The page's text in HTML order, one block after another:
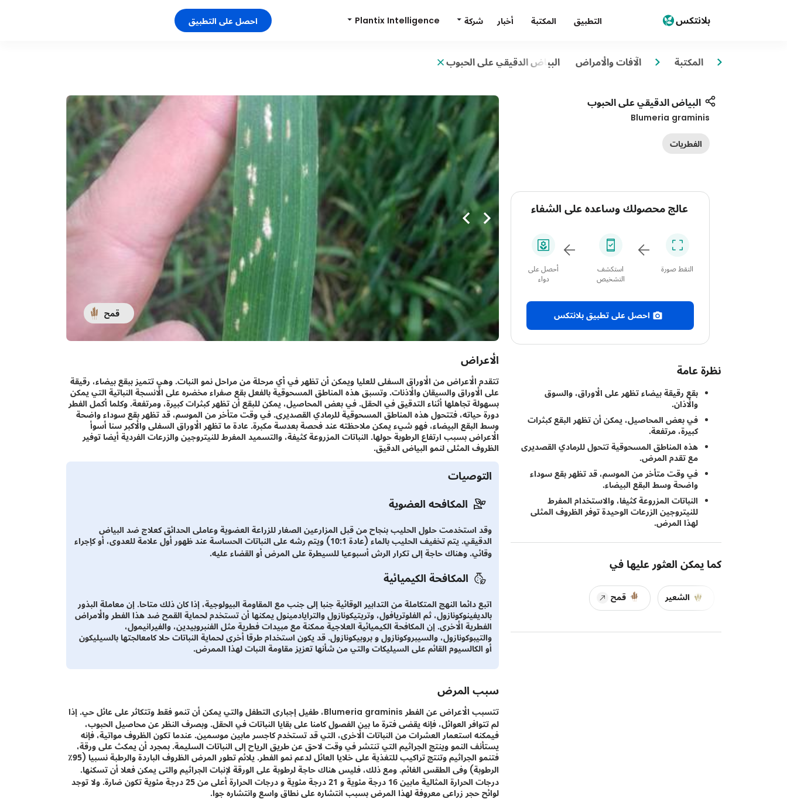
التطبيق المكتبة أخبار شركة Plantix Intelligence احصل على التطبيق
المكتبة الآفات والأمراض البياض الدقيقي على الحبوب
البياض الدقيقي على الحبوب
Blumeria graminis
الفطريات
عالج محصولك وساعده على الشفاء
التقط صورة
استكشف
التشخيص
أحصل على
دواء
احصل على تطبيق بلانتكس
نظرة عامة
بقع رقيقة بيضاء تظهر على الأوراق، والسوق
والأذان.
في بعض المحاصيل، يمكن أن تظهر البقع كبثرات
كبيرة، مرتفعة.
هذه المناطق المسحوقية تتحول للرمادي القصديرى
مع تقدم المرض.
في وقت متأخر من الموسم، قد تظهر بقع سوداء
واضحة وسط البقع البيضاء.
النباتات المزروعة كثيفا، والاستخدام المفرط
للنيتروجين الزرعات الوحيدة توفر الظروف المثلى
لهذا المرض.
كما يمكن العثور عليها في
الشعير قمح
قمح
الأعراض
تتقدم الأعراض من الأوراق السفلى للعليا ويمكن أن تظهر في أي مرحلة من مراحل نمو النبات. وهي تتميز ببقع بيضاء، رقيقة
على الأوراق والسيقان والأذنات. وتسبق هذه المناطق المسحوقية بالفعل بقع صفراء مخضره على الأنسجة النباتية التي يمكن
بسهولة تجاهلها أثناء التدقيق في الحقل. في بعض المحاصيل، يمكن للبقع أن تظهر كبثرات كبيرة، ومرتفعة. وكلما أكمل الفطر
دورة حياته، فتتحول هذه المناطق المسحوقية للرمادي القصديرى. في وقت متأخر من الموسم، قد تظهر بقع سوداء واضحة
وسط البقع البيضاء، فهو شيء يمكن ملاحظته عند فحصة بعدسة مكبرة. عادة ما تظهر الأوراق السفلى والأكبر سنا أسوأ
الأعراض بسبب ارتفاع الرطوبة حولها. النباتات المزروعة كثيفة، والتسميد المفرط للنيتروجين والزرعات الفردية أيضا توفير
الظروف المثلى لنمو البياض الدقيق.
التوصيات
المكافحه العضوية
وقد استخدمت حلول الحليب بنجاح من قبل المزارعين الصغار للزراعة العضوية وعاملى الحدائق كعلاج ضد البياض
الدقيقي. يتم تخفيف الحليب بالماء (عادة 10:1) ويتم رشه على النباتات الحساسة عند ظهور أول علامة للعدوى، أو كإجراء
وقائي. وهناك حاجة إلى تكرار الرش أسبوعيا للسيطرة على المرض أو القضاء عليه.
المكافحة الكيميائية
اتبع دائما النهج المتكاملة من التدابير الوقائية جنبا إلى جنب مع المقاومة البيولوجية، إذا كان ذلك متاحا. إن معاملة البذور
بالديفينوكونازول، ثم الفلوتريافول، وتريتيكونازول والترايادمينول يمكنها أن تستخدم لحماية القمح ضد هذا الفطر والأمراض
الفطرية الأخرى. إن المكافحة الكيميائية العلاجية ممكنة مع مبيدات فطرية مثل الفنبروبيدين، والفيرانيمول،
والتيبوكونازول، والسيبروكونازول و بروبيكونازول. قد يكون استخدام طرقا أخرى لحماية النباتات حلا كامعالجتها بالسيليكون
أو الكالسيوم القائم على السيليكات والتي من شأنها تعزيز مقاومة النبات لهذا الممرض.
سبب المرض
تتسبب الأعراض عن الفطر Blumeria graminis، طفيل إجبارى التطفل والتي يمكن أن تنمو فقط وتتكاثر على عائل حي. إذا
لم تتوافر العوائل، فإنه يقضى فترة ما بين الفصول كامنا على بقايا النباتات في الحقل. وبصرف النظر عن محاصيل الحبوب،
فيمكنه استعمار العشرات من النباتات الأخرى، التي قد تستخدم كاجسر مابين موسمين. عندما تكون الظروف مواتية، فإنه
يستأنف النمو وينتج الجراثيم التي تنتشر في وقت لاحق عن طريق الرياح إلى النباتات السليمة. بمجرد أن يمكث على ورقة،
فتنمو الجراثيم وتنتج تراكيب للتغذية على خلايا العائل لدعم نمو الفطر. يلائم تطور المرض الظروف الباردة والرطبة نسبيا (95٪
الرطوبة) وفى الطقس الغائم. ومع ذلك، فليس هناك حاجة لرطوبة على الورقة لإنبات الجراثيم والتى يمكن فعلا أن تسكنها.
درجات الحرارة المثالية مابين 16 درجة مئوية و 21 درجة مئوية و درجات الحرارة أعلى من 25 درجة مئوية تكون ضارة. ولا توجد
لوائح حجر زراعى معروفة لهذا المرض بسبب انتشاره على نطاق واسع وانتشاره جوا.